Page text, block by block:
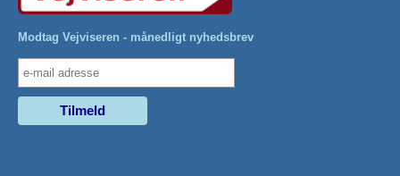
Modtag Vejviseren - månedligt nyhedsbrev